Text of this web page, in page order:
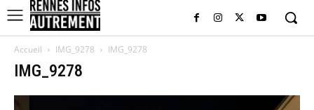
Accueil IMG_9278 IMG_9278
IMG_9278